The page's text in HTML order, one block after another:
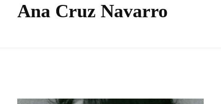
Ana Cruz Navarro